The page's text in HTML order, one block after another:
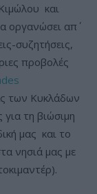
και
οργανώσει απ΄
συζητήσεις,
προβολές
των Κυκλάδων
τη βιώσιμη
μας και το
νησιά μας με